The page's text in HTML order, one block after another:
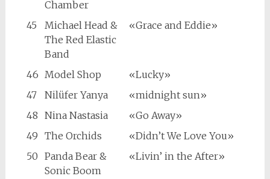
Chamber
45
Michael Head &
The Red Elastic
Band
«Grace and Eddie»
46 Model Shop
«Lucky»
47
Nilüfer Yanya
«midnight sun»
48 Nina Nastasia
«Go Away»
49 The Orchids
«Didn’t We Love You»
50 Panda Bear &
Sonic Boom
«Livin’ in the After»